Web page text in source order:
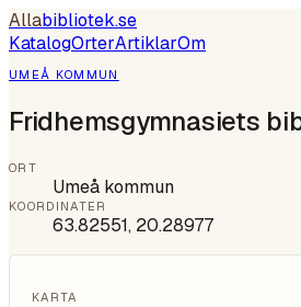
Allabibliotek.se
KatalogOrterArtiklarOm
UMEÅ KOMMUN
Fridhemsgymnasiets
ORT
Umeå kommun
KOORDINATER
63.82551, 20.28977
KARTA